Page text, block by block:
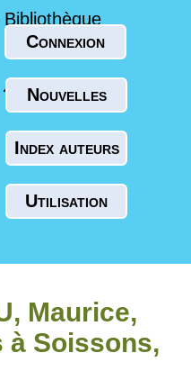
Connexion
Nouvelles
Index auteurs
Utilisation
Maurice,
à Soissons,